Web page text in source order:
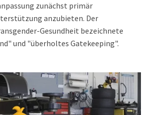
zunächst primär
anzubieten. Der
Gesundheit bezeichnete
und "überholtes Gatekeeping".